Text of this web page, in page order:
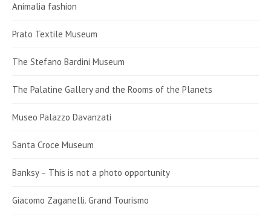
Animalia fashion
Prato Textile Museum
The Stefano Bardini Museum
The Palatine Gallery and the Rooms of the Planets
Museo Palazzo Davanzati
Santa Croce Museum
Banksy – This is not a photo opportunity
Giacomo Zaganelli. Grand Tourismo